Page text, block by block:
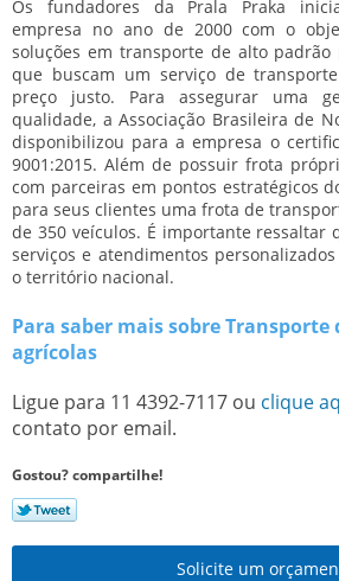
Os fundadores da Prala Praka
empresa no ano de 2000 com o
soluções em transporte de alto padrão
que buscam um serviço de
preço justo. Para assegurar uma
qualidade, a Associação Brasileira de
disponibilizou para a empresa o
9001:2015. Além de possuir frota
com parceiras em pontos estratégicos
para seus clientes uma frota de
de 350 veículos. É importante ressaltar
serviços e atendimentos
o território nacional.
Para saber mais sobre Transporte
agrícolas
Ligue para 11 4392-7117 ou clique
contato por email.
Gostou? compartilhe!
Solicite um